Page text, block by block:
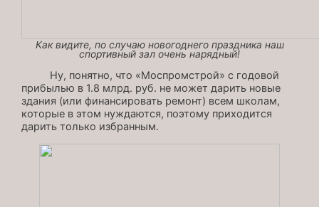
Как видите, по случаю новогоднего праздника наш
спортивный зал очень нарядный!
Ну, понятно, что «Моспромстрой» с годовой
прибылью в 1.8 млрд. руб. не может дарить новые
здания (или финансировать ремонт) всем школам,
которые в этом нуждаются, поэтому приходится
дарить только избранным.